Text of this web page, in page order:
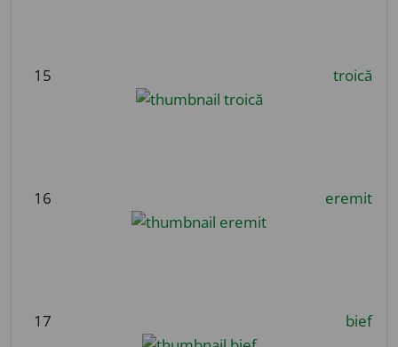
15 troică
16 eremit
17 bief